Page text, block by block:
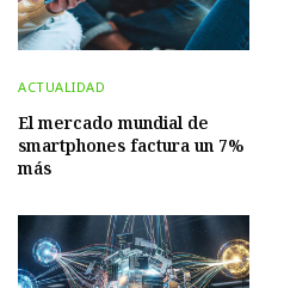
ACTUALIDAD
El mercado mundial de
smartphones factura un 7%
más